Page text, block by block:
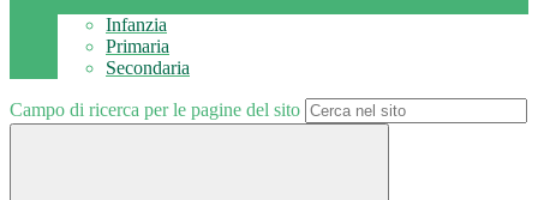
Infanzia
Primaria
Secondaria
Campo di ricerca per le pagine del sito